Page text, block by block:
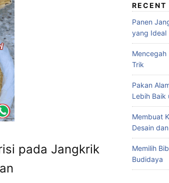
pada Jangkrik
RECENT
Panen
yang Ideal
Trik
Pakan
Lebih Baik
Membuat
Desain
Memilih
Budidaya